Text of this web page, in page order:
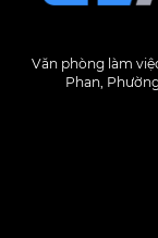
Văn phòng làm
Phan,